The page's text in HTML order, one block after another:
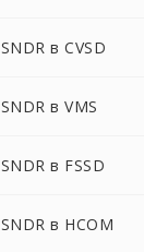
SNDR в CVSD
SNDR в VMS
SNDR в FSSD
SNDR в HCOM